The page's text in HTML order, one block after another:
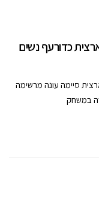
כדורעף נשים
סיימה עונה מרשימה
במשחק